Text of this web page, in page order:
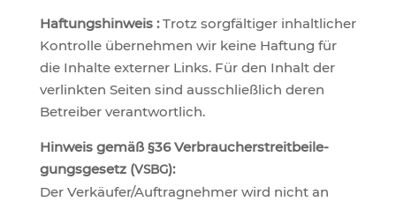
Haf­tungs­hin­weis :Trotz sorg­fäl­ti­ger inhalt­li­cher
Kon­trol­le über­neh­men wir kei­ne Haf­tung für
die Inhal­te exter­ner Links. Für den Inhalt der
ver­link­ten Sei­ten sind aus­schließ­lich deren
Betrei­ber verantwortlich.
Hin­weis gemäß §36 Ver­brau­cher­streit­bei­le­
gungs­ge­setz (VSBG):
Der Verkäufer/​Auftragnehmer wird nicht an